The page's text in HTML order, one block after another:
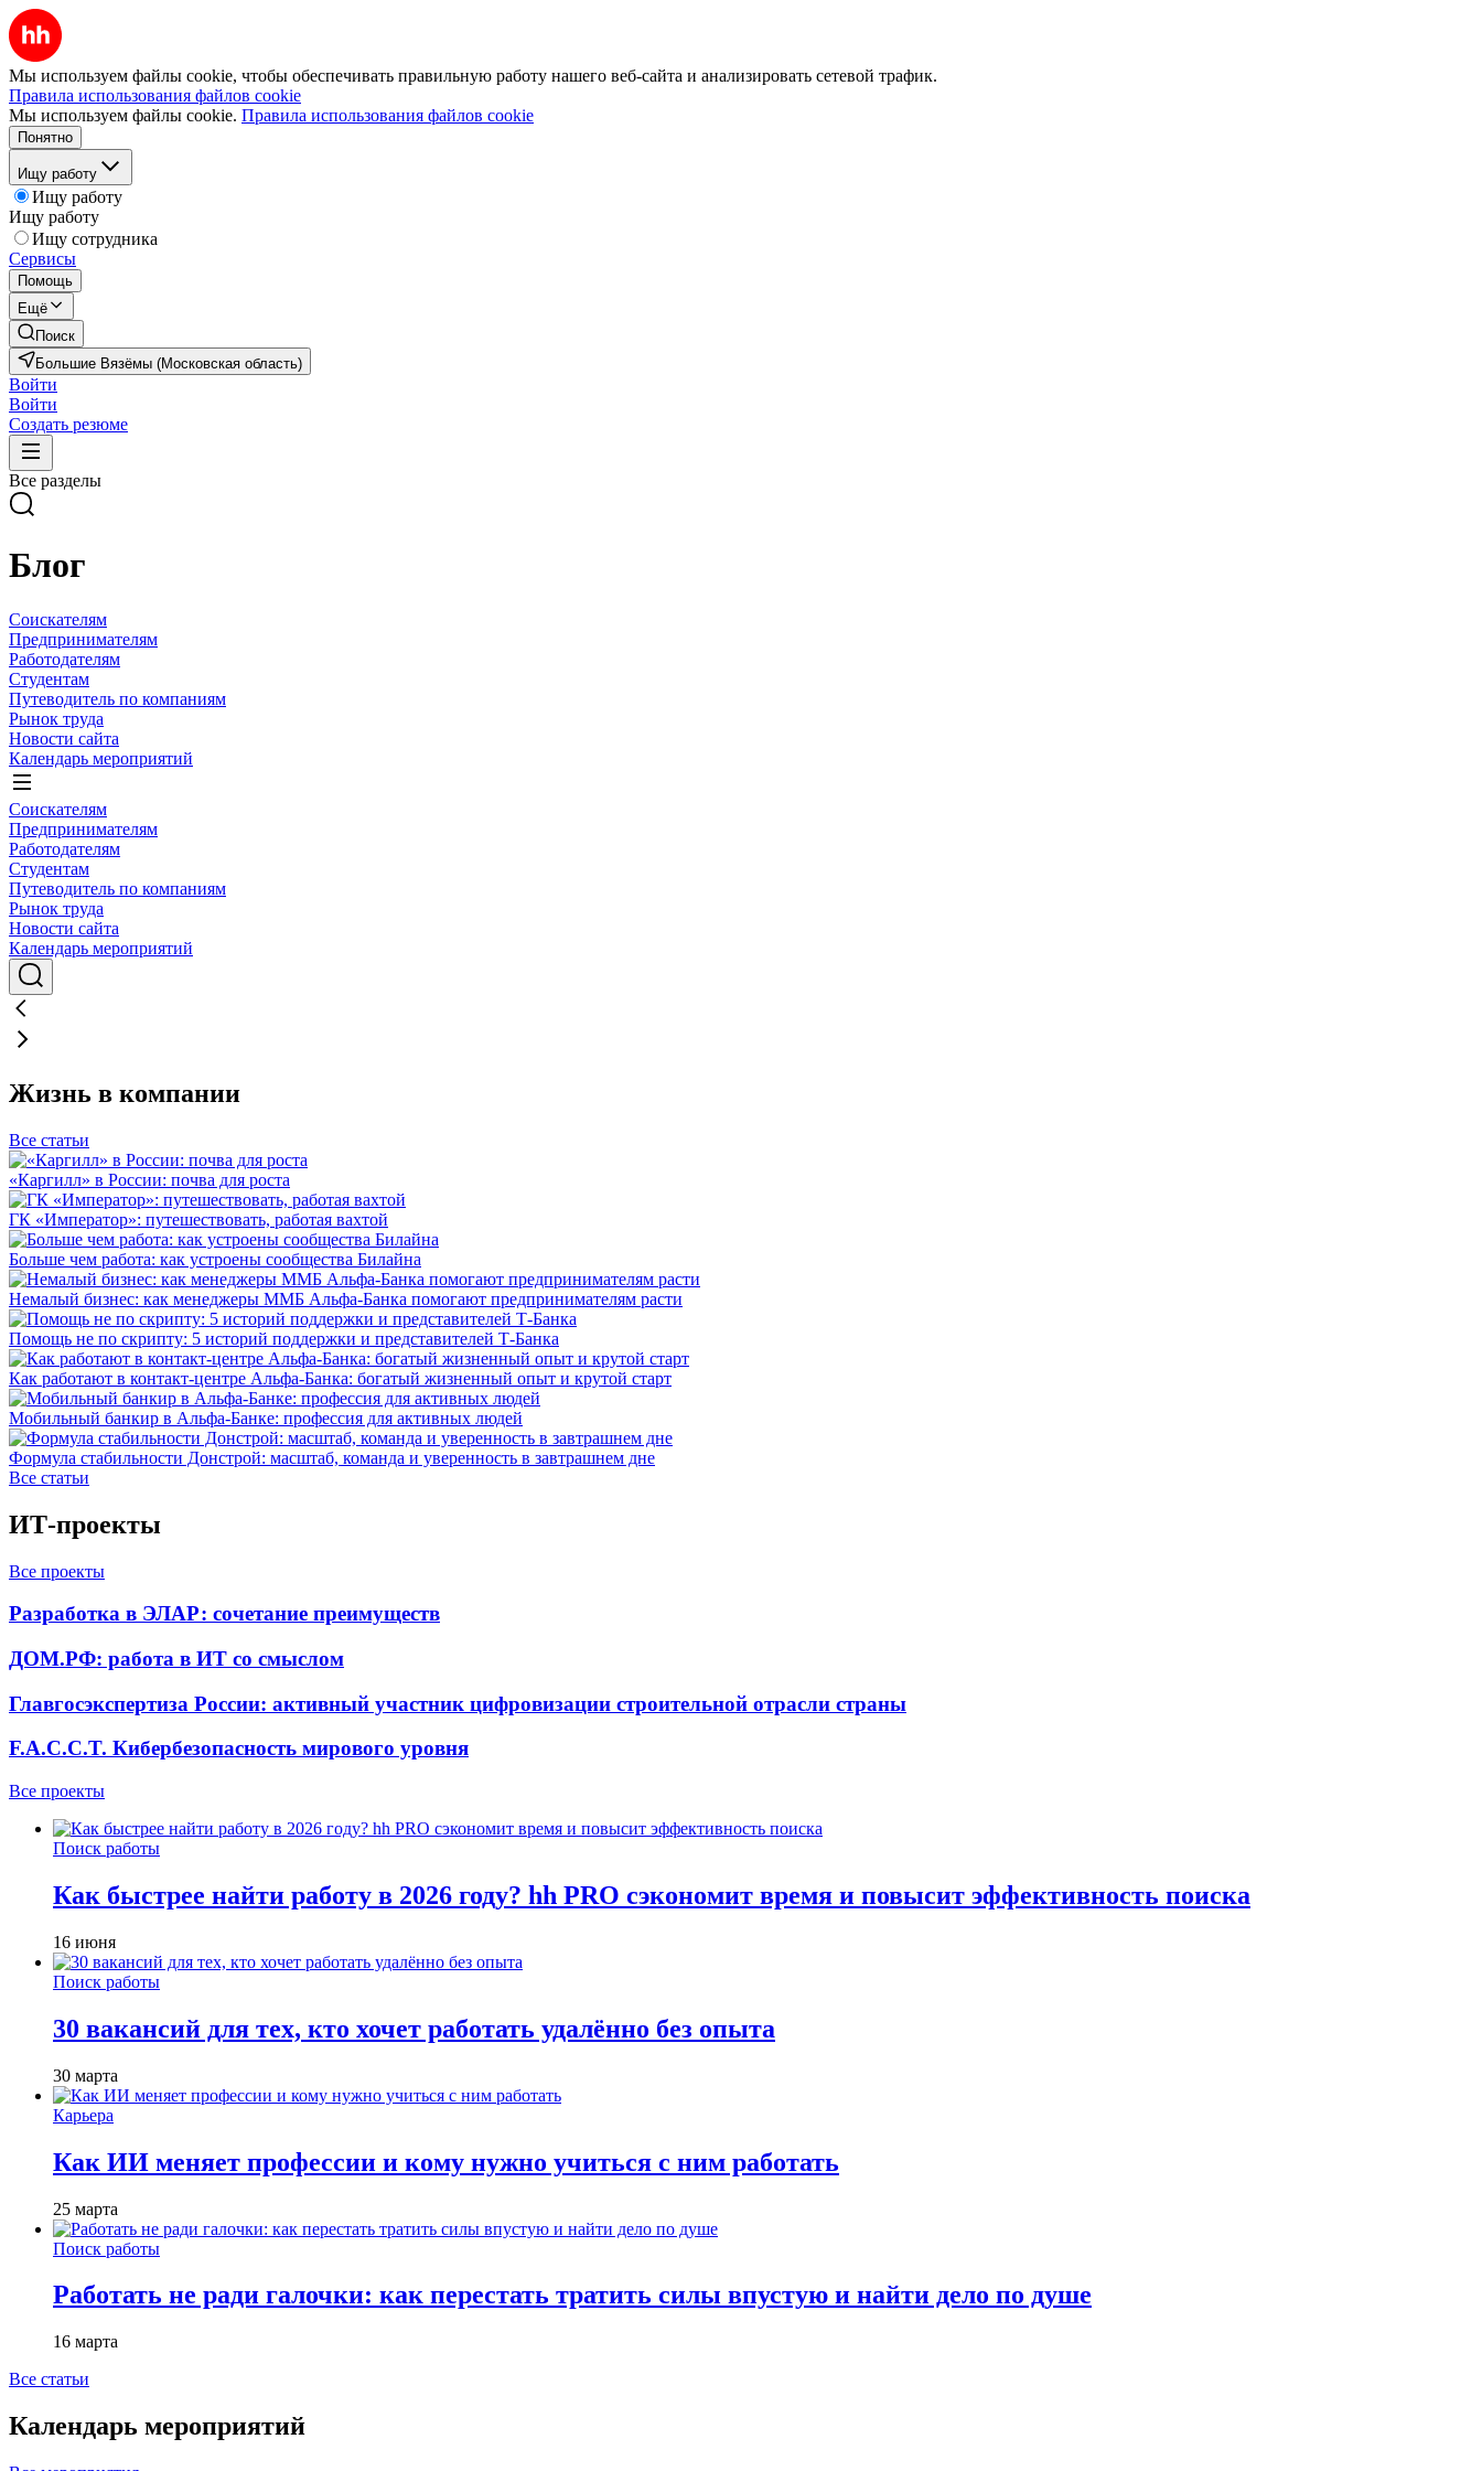
Мы используем файлы cookie, чтобы обеспечивать правильную работу нашего веб-сайта и анализировать сетевой трафик.
Правила использования файлов cookie
Мы используем файлы cookie. Правила использования файлов cookie
Понятно
Ищу работу
Ищу работу
Ищу работу
Ищу сотрудника
Сервисы
Помощь
Ещё
Поиск
Большие Вязёмы (Московская область)
Войти
Войти
Создать резюме
Все разделы
Блог
Соискателям
Предпринимателям
Работодателям
Студентам
Путеводитель по компаниям
Рынок труда
Новости сайта
Календарь мероприятий
Соискателям
Предпринимателям
Работодателям
Студентам
Путеводитель по компаниям
Рынок труда
Новости сайта
Календарь мероприятий
Жизнь в компании
Все статьи
«Каргилл» в России: почва для роста
ГК «Император»: путешествовать, работая вахтой
Больше чем работа: как устроены сообщества Билайна
Немалый бизнес: как менеджеры ММБ Альфа-Банка помогают предпринимателям расти
Помощь не по скрипту: 5 историй поддержки и представителей Т-Банка
Как работают в контакт-центре Альфа-Банка: богатый жизненный опыт и крутой старт
Мобильный банкир в Альфа-Банке: профессия для активных людей
Формула стабильности Донстрой: масштаб, команда и уверенность в завтрашнем дне
Все статьи
ИТ-проекты
Все проекты
Разработка в ЭЛАР: сочетание преимуществ
ДОМ.РФ: работа в ИТ со смыслом
Главгосэкспертиза России: активный участник цифровизации строительной отрасли страны
F.A.C.C.T. Кибербезопасность мирового уровня
Все проекты
Поиск работы
Как быстрее найти работу в 2026 году? hh PRO сэкономит время и повысит эффективность поиска
16 июня
Поиск работы
30 вакансий для тех, кто хочет работать удалённо без опыта
30 марта
Карьера
Как ИИ меняет профессии и кому нужно учиться с ним работать
25 марта
Поиск работы
Работать не ради галочки: как перестать тратить силы впустую и найти дело по душе
16 марта
Все статьи
Календарь мероприятий